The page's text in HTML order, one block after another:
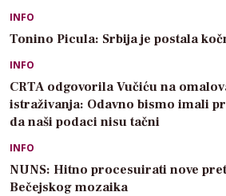
INFO
Tonino Picula: Srbija je postala
INFO
CRTA odgovorila Vučiću na
istraživanja: Odavno bismo imali
da naši podaci nisu tačni
INFO
NUNS: Hitno procesuirati nove
Bečejskog mozaika